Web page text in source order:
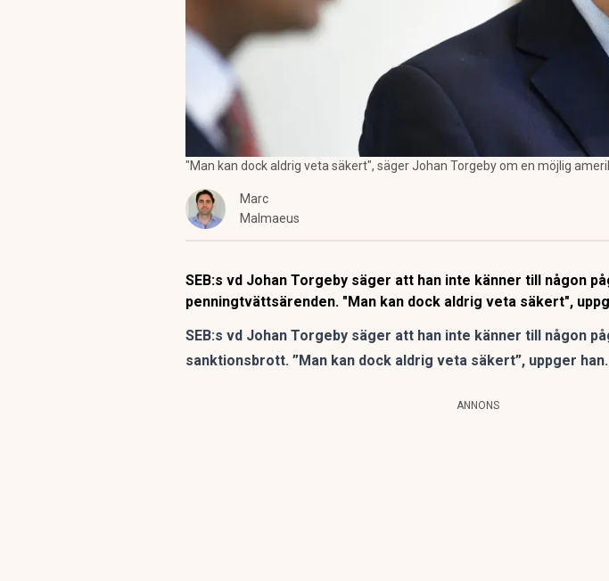
"Man kan dock aldrig veta säkert", säger Johan Torgeby om en möjlig
Marc
Malmaeus
SEB:s vd Johan Torgeby säger att han inte känner till någon
penningtvättsärenden. "Man kan dock aldrig veta säkert",
SEB:s vd Johan Torgeby säger att han inte känner till någon
sanktionsbrott. ”Man kan dock aldrig veta säkert”, uppger han.
ANNONS